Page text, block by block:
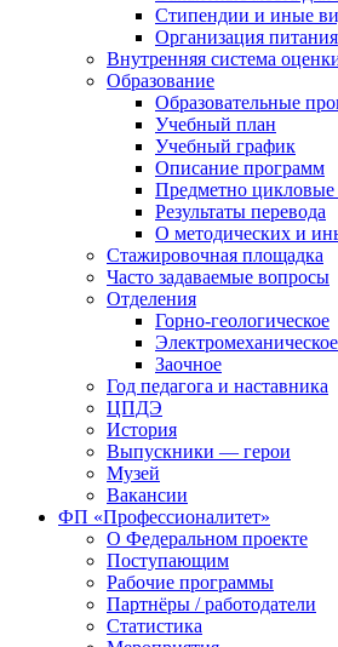
Стипендии и иные
Организация питания
Внутренняя система
Образование
Образовательные
Учебный план
Учебный график
Описание программ
Предметно цикловые
Результаты перевода
О методических и
Стажировочная площадка
Часто задаваемые вопросы
Отделения
Горно-геологическое
Заочное
Год педагога и наставника
ЦПДЭ
История
Выпускники — герои
Музей
Вакансии
ФП «Профессионалитет»
О Федеральном проекте
Поступающим
Рабочие программы
Партнёры / работодатели
Статистика